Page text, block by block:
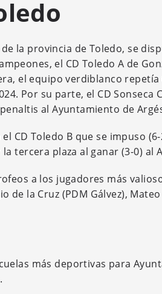
la provincia de Toledo, se
el CD Toledo A de
el equipo verdiblanco
Por su parte, el CD Sonseca
al Ayuntamiento de
CD Toledo B que se impuso
tercera plaza al ganar (3-0) al
a los jugadores más
la Cruz (PDM Gálvez), Mateo
más deportivas para